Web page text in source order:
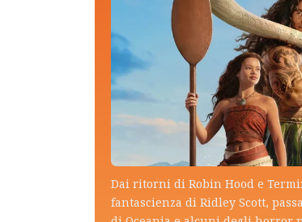
Dai ritorni di Robin Hood e
fantascienza di Ridley Scott,